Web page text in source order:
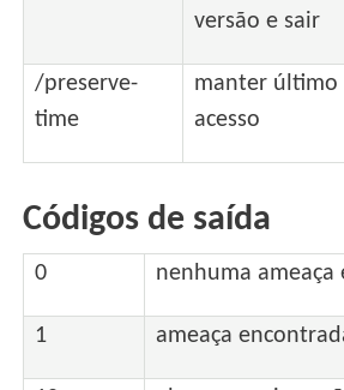
versão e sair
/preserve-
time
manter último
acesso
Códigos de saída
0 nenhuma ameaça
1 ameaça